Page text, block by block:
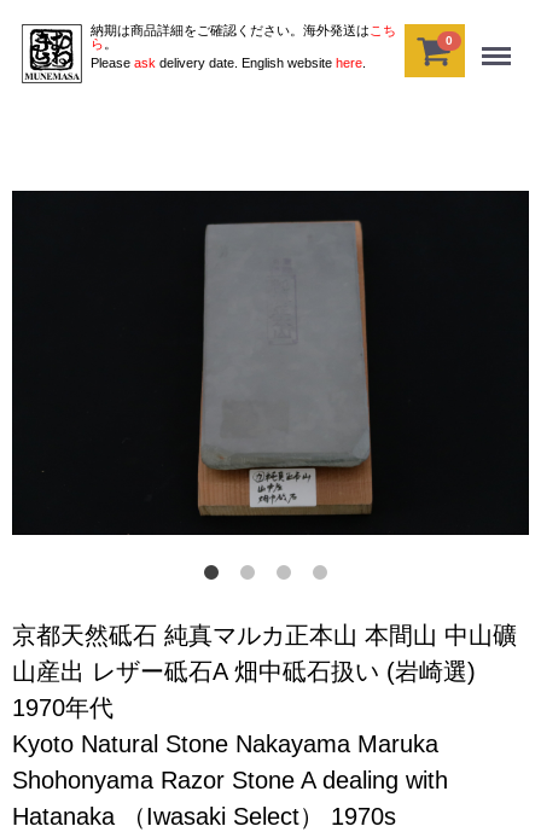
納期は商品詳細をご確認ください。海外発送は こち
ら 。
Please ask delivery date. English website here
0 Menu
京都天然砥石 純真マルカ正本山 本間山 中山礦
山産出 レザー砥石A 畑中砥石扱い (岩崎選)
1970年代
Kyoto Natural Stone Nakayama Maruka
Shohonyama Razor Stone A dealing with
Hatanaka （Iwasaki Select） 1970s